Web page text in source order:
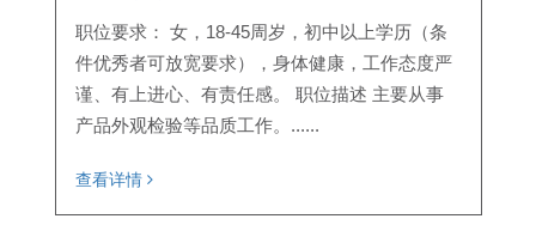
职位要求： 女，18-45周岁，初中以上学历（条
件优秀者可放宽要求），身体健康，工作态度严
谨、有上进心、有责任感。 职位描述 主要从事
产品外观检验等品质工作。......
查看详情